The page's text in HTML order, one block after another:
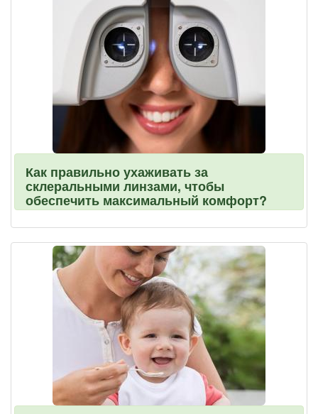
Как правильно ухаживать за
склеральными линзами, чтобы
обеспечить максимальный комфорт?